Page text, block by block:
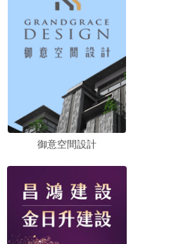
御意空間設計
御意空間設計
御意空間設計